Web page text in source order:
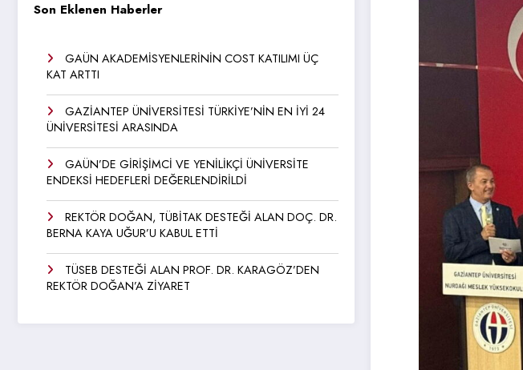
Son Eklenen Haberler
GAÜN AKADEMİSYENLERİNİN COST KATILIMI ÜÇ
KAT ARTTI
GAZİANTEP ÜNİVERSİTESİ TÜRKİYE’NİN EN İYİ 24
ÜNİVERSİTESİ ARASINDA
GAÜN’DE GİRİŞİMCİ VE YENİLİKÇİ ÜNİVERSİTE
ENDEKSİ HEDEFLERİ DEĞERLENDİRİLDİ
REKTÖR DOĞAN, TÜBİTAK DESTEĞİ ALAN DOÇ. DR.
BERNA KAYA UĞUR’U KABUL ETTİ
TÜSEB DESTEĞİ ALAN PROF. DR. KARAGÖZ’DEN
REKTÖR DOĞAN’A ZİYARET